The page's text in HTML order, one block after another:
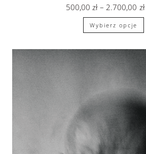
500,00 zł – 2.700,00 zł
Wybierz opcje